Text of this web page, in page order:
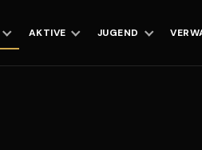
AKTIVE JUGEND